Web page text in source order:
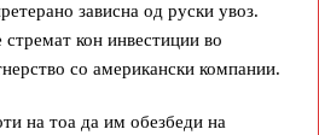
зависна од руски увоз.
кон инвестиции во
со американски компании.
на тоа да им обезбеди на